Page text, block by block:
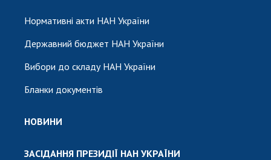
Нормативні акти НАН України
Державний бюджет НАН України
Вибори до складу НАН України
Бланки документів
НОВИНИ
ЗАСІДАННЯ ПРЕЗИДІЇ НАН УКРАЇНИ